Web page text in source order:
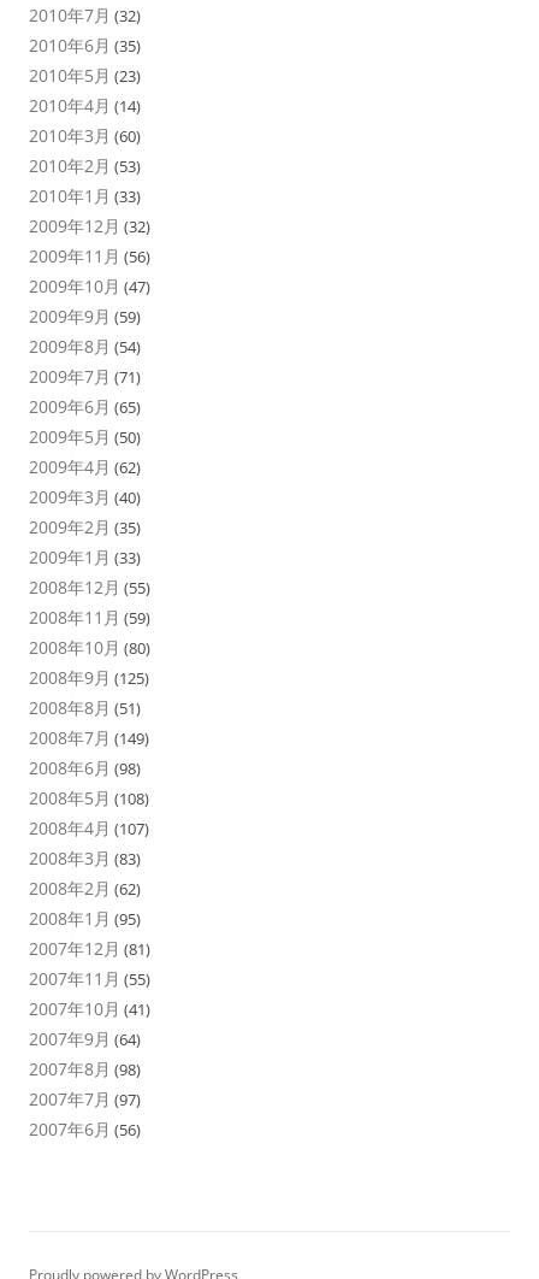
2010年7月 (32)
2010年6月 (35)
2010年5月 (23)
2010年4月 (14)
2010年3月 (60)
2010年2月 (53)
2010年1月 (33)
2009年12月 (32)
2009年11月 (56)
2009年10月 (47)
2009年9月 (59)
2009年8月 (54)
2009年7月 (71)
2009年6月 (65)
2009年5月 (50)
2009年4月 (62)
2009年3月 (40)
2009年2月 (35)
2009年1月 (33)
2008年12月 (55)
2008年11月 (59)
2008年10月 (80)
2008年9月 (125)
2008年8月 (51)
2008年7月 (149)
2008年6月 (98)
2008年5月 (108)
2008年4月 (107)
2008年3月 (83)
2008年2月 (62)
2008年1月 (95)
2007年12月 (81)
2007年11月 (55)
2007年10月 (41)
2007年9月 (64)
2007年8月 (98)
2007年7月 (97)
2007年6月 (56)
Proudly powered by WordPress